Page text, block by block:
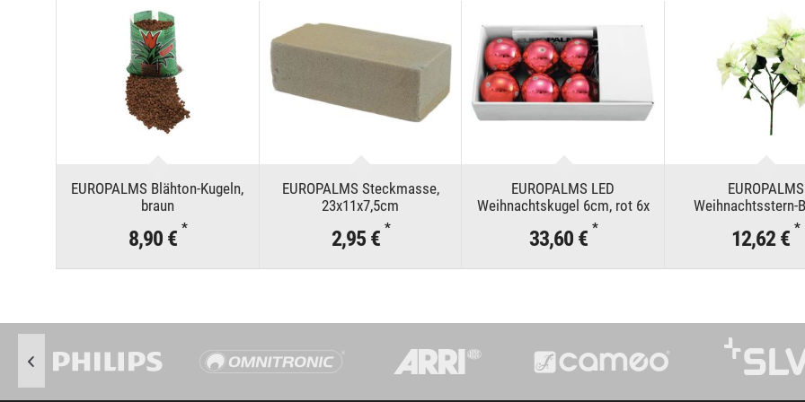
EUROPALMS Blähton-Kugeln,
braun
8,90 € *
EUROPALMS Steckmasse,
23x11x7,5cm
2,95 € *
EUROPALMS LED
Weihnachtskugel 6cm, rot 6x
33,60 € *
EUROPALMS
Weihnachtsstern-
cremefarben,
12,62 € *